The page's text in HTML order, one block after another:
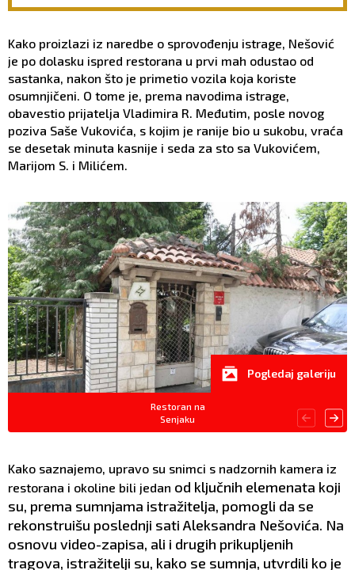
Kako proizlazi iz naredbe o sprovođenju istrage, Nešović
je po dolasku ispred restorana u prvi mah odustao od
sastanka, nakon što je primetio vozila koja koriste
osumnjičeni. O tome je, prema navodima istrage,
obavestio prijatelja Vladimira R. Međutim, posle novog
poziva Saše Vukovića, s kojim je ranije bio u sukobu, vraća
se desetak minuta kasnije i seda za sto sa Vukovićem,
Marijom S. i Milićem.
Restoran na
Senjaku
Pogledaj galeriju
Kako saznajemo, upravo su snimci s nadzornih kamera iz
restorana i okoline bili jedan od ključnih elemenata koji
su, prema sumnjama istražitelja, pomogli da se
rekonstruišu poslednji sati Aleksandra Nešovića. Na
osnovu video-zapisa, ali i drugih prikupljenih
tragova, istražitelji su, kako se sumnja, utvrdili ko je